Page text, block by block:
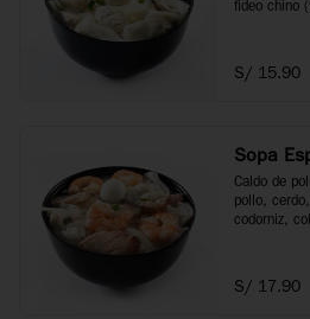
fideo chino
S/ 15.90
Sopa
Caldo de
pollo,
codorniz,
S/ 17.90